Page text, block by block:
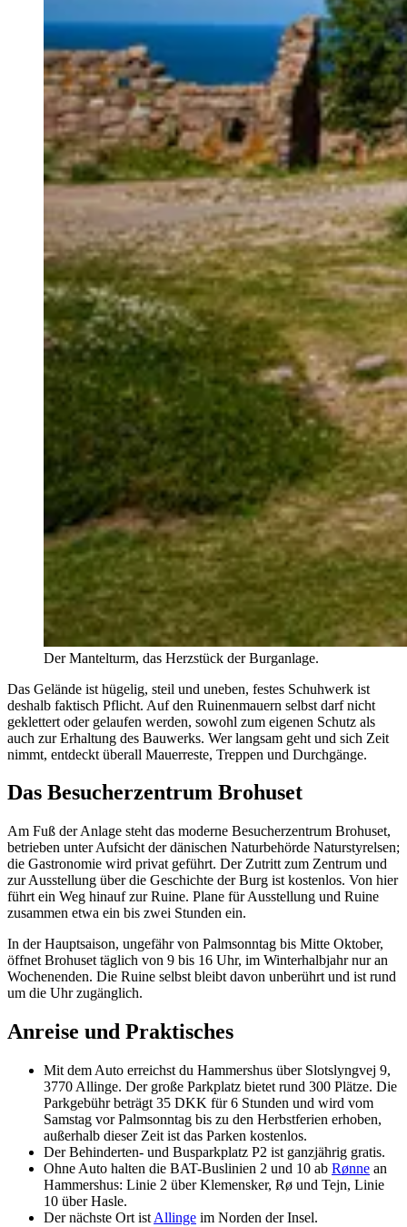
Der Mantelturm, das Herzstück der Burganlage.
Das Gelände ist hügelig, steil und uneben, festes Schuhwerk ist
deshalb faktisch Pflicht. Auf den Ruinenmauern selbst darf nicht
geklettert oder gelaufen werden, sowohl zum eigenen Schutz als
auch zur Erhaltung des Bauwerks. Wer langsam geht und sich Zeit
nimmt, entdeckt überall Mauerreste, Treppen und Durchgänge.
Das Besucherzentrum Brohuset
Am Fuß der Anlage steht das moderne Besucherzentrum Brohuset,
betrieben unter Aufsicht der dänischen Naturbehörde Naturstyrelsen;
die Gastronomie wird privat geführt. Der Zutritt zum Zentrum und
zur Ausstellung über die Geschichte der Burg ist kostenlos. Von hier
führt ein Weg hinauf zur Ruine. Plane für Ausstellung und Ruine
zusammen etwa ein bis zwei Stunden ein.
In der Hauptsaison, ungefähr von Palmsonntag bis Mitte Oktober,
öffnet Brohuset täglich von 9 bis 16 Uhr, im Winterhalbjahr nur an
Wochenenden. Die Ruine selbst bleibt davon unberührt und ist rund
um die Uhr zugänglich.
Anreise und Praktisches
Mit dem Auto erreichst du Hammershus über Slotslyngvej 9,
3770 Allinge. Der große Parkplatz bietet rund 300 Plätze. Die
Parkgebühr beträgt 35 DKK für 6 Stunden und wird vom
Samstag vor Palmsonntag bis zu den Herbstferien erhoben,
außerhalb dieser Zeit ist das Parken kostenlos.
Der Behinderten- und Busparkplatz P2 ist ganzjährig gratis.
Ohne Auto halten die BAT-Buslinien 2 und 10 ab Rønne an
Hammershus: Linie 2 über Klemensker, Rø und Tejn, Linie
10 über Hasle.
Der nächste Ort ist Allinge im Norden der Insel.